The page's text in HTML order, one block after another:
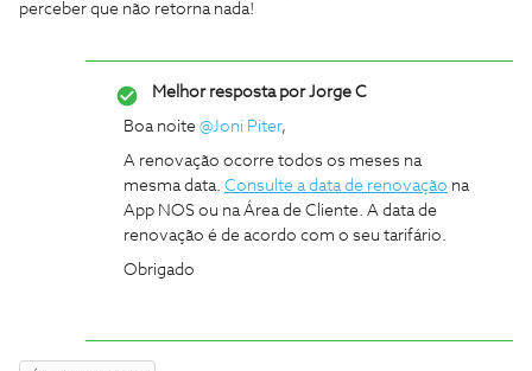
perceber que não retorna nada!
Melhor resposta porJorge C
Boa noite @Joni Piter,
A renovação ocorre todos os meses na
mesma data. Consulte a data de renovação na
App NOS ou na Área de Cliente. A data de
renovação é de acordo com o seu tarifário.
Obrigado